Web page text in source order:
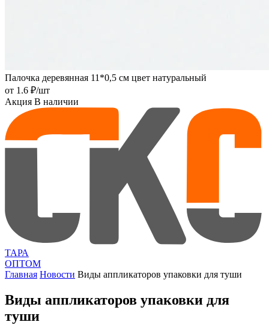
Палочка деревянная 11*0,5 см цвет натуральный
от 1.6 ₽/шт
Акция В наличии
ТАРА
ОПТОМ
Главная Новости Виды аппликаторов упаковки для туши
Виды аппликаторов упаковки для
туши